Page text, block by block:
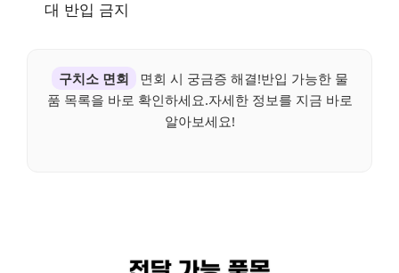
대 반입 금지
구치소 면회
면회 시 궁금증 해결!반입 가능한 물
품 목록을 바로 확인하세요.자세한 정보를 지금 바로
알아보세요!